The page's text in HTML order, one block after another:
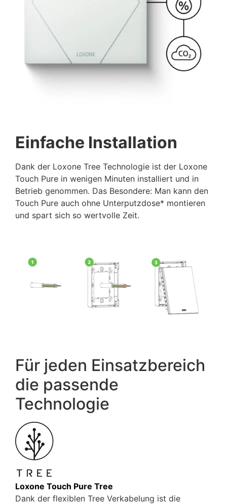
Einfache Installation
Dank der Loxone Tree Technologie ist der Loxone
Touch Pure in wenigen Minuten installiert und in
Betrieb genommen. Das Besondere: Man kann den
Touch Pure auch ohne Unterputzdose* montieren
und spart sich so wertvolle Zeit.
Für jeden Einsatzbereich
die passende
Technologie
Loxone Touch Pure Tree
Dank der flexiblen Tree Verkabelung ist die